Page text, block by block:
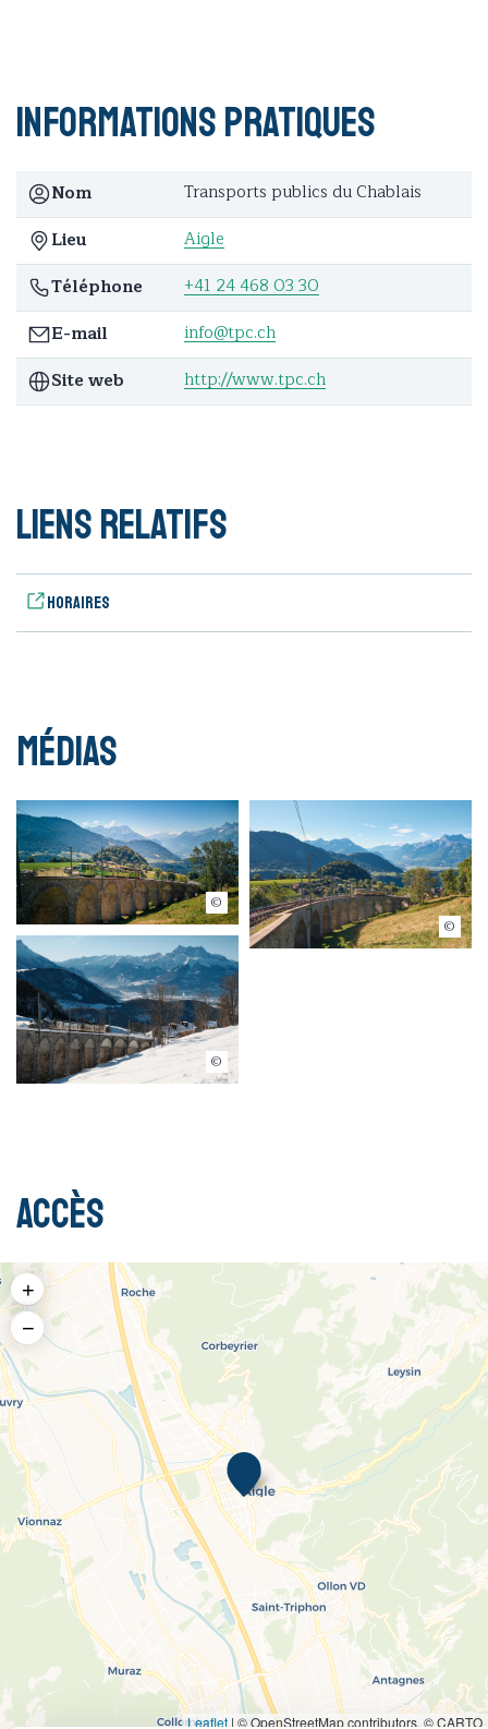
Informations pratiques
Nom
Transports publics du Chablais
Lieu
Aigle
Téléphone
+41 24 468 03 30
E-mail
info@tpc.ch
Site web
http://www.tpc.ch
Liens relatifs
Horaires
Médias
Marcellin Piguet
Marcellin Piguet
Visualps - Matthias Lehmann
Accès
+
−
Leaflet | © OpenStreetMap contributors, © CARTO